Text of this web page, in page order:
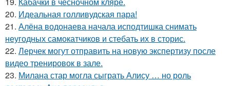
20. Идеальная голливудская пара!
21. Алёна водонаева начала исподтишка снимать
неугодных самокатчиков и стебать их в сторис.
22. Лерчек могут отправить на новую экспертизу после
видео тренировок в зале.
23. Милана стар могла сыграть Алису … но роль